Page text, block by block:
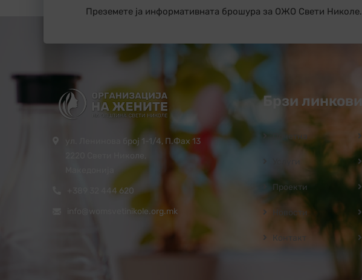
Преземете ја информативната брошура за ОЖО Свети Николе.
ул. Ленинова број 1-1/4, П.Фах 13
+389 32 444 620
info@womsvetinikole.org.mk
Брзи линкови
Почетна
Проекти
Новости
Контакт